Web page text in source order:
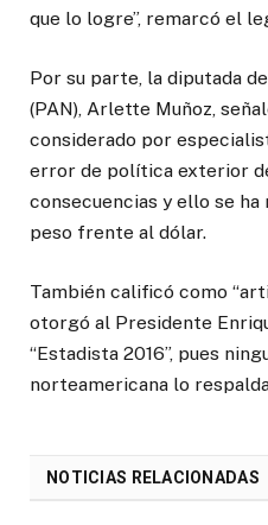
que lo logre”, remarcó el
Por su parte, la diputada
(PAN), Arlette Muñoz,
considerado por
error de política exterior
consecuencias y ello se
peso frente al dólar.
También calificó como
otorgó al Presidente
“Estadista 2016”, pues
norteamericana lo
NOTICIAS RELACIONADAS